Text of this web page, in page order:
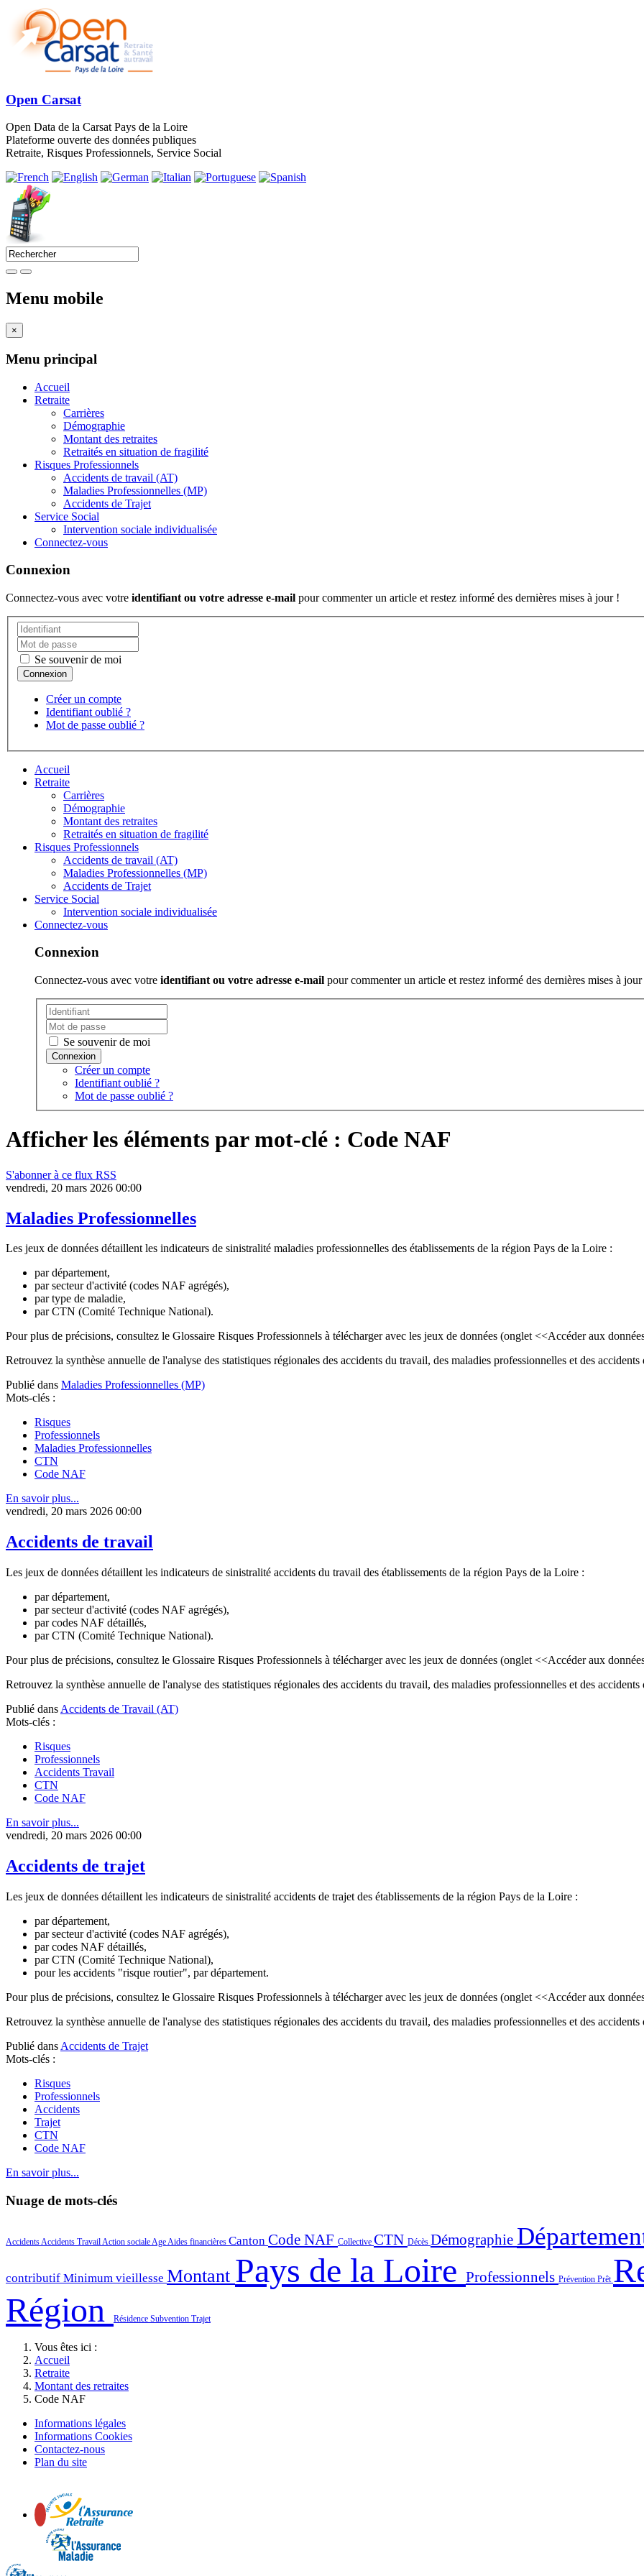
Open Carsat
Open Data de la Carsat Pays de la Loire
Plateforme ouverte des données publiques
Retraite, Risques Professionnels, Service Social
Menu mobile
×
Menu principal
Accueil
Retraite
Carrières
Démographie
Montant des retraites
Retraités en situation de fragilité
Risques Professionnels
Accidents de travail (AT)
Maladies Professionnelles (MP)
Accidents de Trajet
Service Social
Intervention sociale individualisée
Connectez-vous
Connexion
Connectez-vous avec votre identifiant ou votre adresse e-mail pour commenter un article et restez informé des dernières mises à jour !
Se souvenir de moi
Créer un compte
Identifiant oublié ?
Mot de passe oublié ?
Accueil
Retraite
Carrières
Démographie
Montant des retraites
Retraités en situation de fragilité
Risques Professionnels
Accidents de travail (AT)
Maladies Professionnelles (MP)
Accidents de Trajet
Service Social
Intervention sociale individualisée
Connectez-vous
Connexion
Connectez-vous avec votre identifiant ou votre adresse e-mail pour commenter un article et restez informé des dernières mises à
Se souvenir de moi
Créer un compte
Identifiant oublié ?
Mot de passe oublié ?
Afficher les éléments par mot-clé : Code NAF
S'abonner à ce flux RSS
vendredi, 20 mars 2026 00:00
Maladies Professionnelles
Les jeux de données détaillent les indicateurs de sinistralité maladies professionnelles des établissements de la région Pays de la Loire :
par département,
par secteur d'activité (codes NAF agrégés),
par type de maladie,
par CTN (Comité Technique National).
Pour plus de précisions, consultez le Glossaire Risques Professionnels à télécharger avec les jeux de données (onglet <<Accéder aux
Retrouvez la synthèse annuelle de l'analyse des statistiques régionales des accidents du travail, des maladies professionnelles et des
Publié dans Maladies Professionnelles (MP)
Mots-clés :
Risques
Professionnels
Maladies Professionnelles
CTN
Code NAF
En savoir plus...
vendredi, 20 mars 2026 00:00
Accidents de travail
Les jeux de données détaillent les indicateurs de sinistralité accidents du travail des établissements de la région Pays de la Loire :
par département,
par secteur d'activité (codes NAF agrégés),
par codes NAF détaillés,
par CTN (Comité Technique National).
Pour plus de précisions, consultez le Glossaire Risques Professionnels à télécharger avec les jeux de données (onglet <<Accéder aux
Retrouvez la synthèse annuelle de l'analyse des statistiques régionales des accidents du travail, des maladies professionnelles et des
Publié dans Accidents de Travail (AT)
Mots-clés :
Risques
Professionnels
Accidents Travail
CTN
Code NAF
En savoir plus...
vendredi, 20 mars 2026 00:00
Accidents de trajet
Les jeux de données détaillent les indicateurs de sinistralité accidents de trajet des établissements de la région Pays de la Loire :
par département,
par secteur d'activité (codes NAF agrégés),
par codes NAF détaillés,
par CTN (Comité Technique National),
pour les accidents "risque routier", par département.
Pour plus de précisions, consultez le Glossaire Risques Professionnels à télécharger avec les jeux de données (onglet <<Accéder aux
Retrouvez la synthèse annuelle de l'analyse des statistiques régionales des accidents du travail, des maladies professionnelles et des
Publié dans Accidents de Trajet
Mots-clés :
Risques
Professionnels
Accidents
Trajet
CTN
Code NAF
En savoir plus...
Nuage de mots-clés
Accidents Accidents Travail Action sociale Age Aides financières Canton Code NAF Collective CTN Décès Démographie
contributif Minimum vieillesse Montant Pays de la Loire Professionnels Prévention Prêt
Région
Résidence Subvention Trajet
Vous êtes ici :
Accueil
Retraite
Montant des retraites
Code NAF
Informations légales
Informations Cookies
Contactez-nous
Plan du site